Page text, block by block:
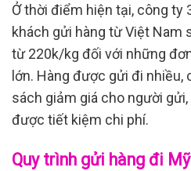
Ở thời điểm hiện tại, công ty
khách gửi hàng từ Việt Nam
từ 220k/kg đối với những
lớn. Hàng được gửi đi nhiều,
sách giảm giá cho người
được tiết kiệm chi phí.
Quy trình gửi hàng đi